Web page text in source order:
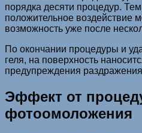
порядка десяти процедур.
положительное воздействие
возможность уже после
По окончании процедуры и
геля, на поверхность
предупреждения
Эффект от
фотоомоложения